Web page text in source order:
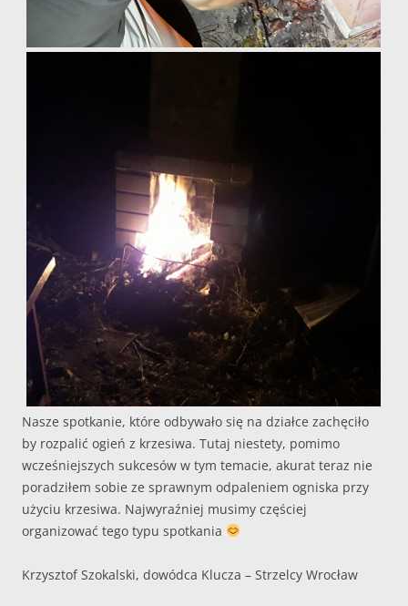
Nasze spotkanie, które odbywało się na działce zachęciło
by rozpalić ogień z krzesiwa. Tutaj niestety, pomimo
wcześniejszych sukcesów w tym temacie, akurat teraz nie
poradziłem sobie ze sprawnym odpaleniem ogniska przy
użyciu krzesiwa. Najwyraźniej musimy częściej
organizować tego typu spotkania
Krzysztof Szokalski, dowódca Klucza – Strzelcy Wrocław